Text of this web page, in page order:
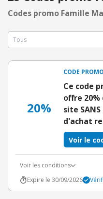
Codes promo Famille
20%
CODE PROMO
Ce code
offre 20%
site
d'achat
Voir le
Voir les conditions
Expire le 30/09/2026